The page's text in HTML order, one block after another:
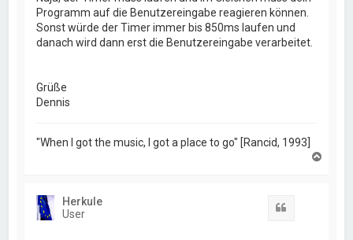
Programm auf die Benutzereingabe reagieren können.
Sonst würde der Timer immer bis 850ms laufen und
danach wird dann erst die Benutzereingabe verarbeitet.
Grüße
Dennis
"When I got the music, I got a place to go" [Rancid, 1993]
Herkule
User